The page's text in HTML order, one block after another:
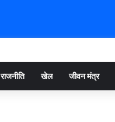
राजनीति खेल जीवन मंत्र